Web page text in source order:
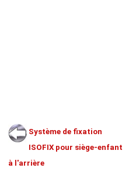
Système de fixation
ISOFIX pour siège-enfant
à l'arrière